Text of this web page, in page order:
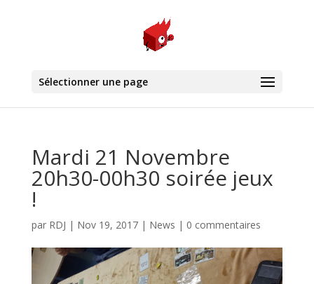
Sélectionner une page
Mardi 21 Novembre
20h30-00h30 soirée jeux
!
par RDJ | Nov 19, 2017| News | 0 commentaires